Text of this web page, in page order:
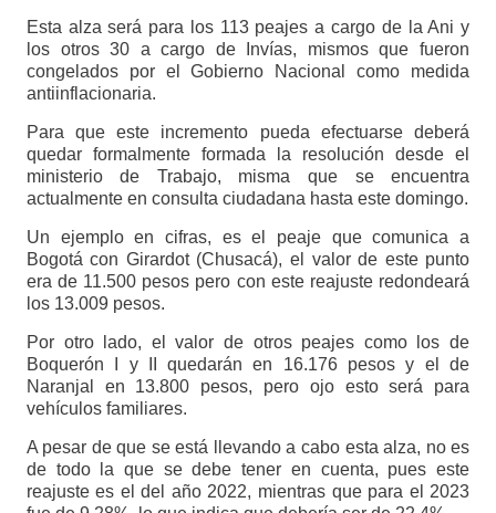
Esta alza será para los 113 peajes a cargo de la Ani y
los otros 30 a cargo de Invías, mismos que fueron
congelados por el Gobierno Nacional como medida
antiinflacionaria.
Para que este incremento pueda efectuarse deberá
quedar formalmente formada la resolución desde el
ministerio de Trabajo, misma que se encuentra
actualmente en consulta ciudadana hasta este domingo.
Un ejemplo en cifras, es el peaje que comunica a
Bogotá con Girardot (Chusacá), el valor de este punto
era de 11.500 pesos pero con este reajuste redondeará
los 13.009 pesos.
Por otro lado, el valor de otros peajes como los de
Boquerón I y II quedarán en 16.176 pesos y el de
Naranjal en 13.800 pesos, pero ojo esto será para
vehículos familiares.
A pesar de que se está llevando a cabo esta alza, no es
de todo la que se debe tener en cuenta, pues este
reajuste es el del año 2022, mientras que para el 2023